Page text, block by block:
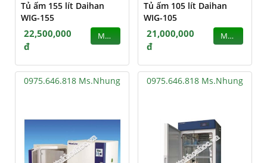
Tủ ấm 155 lít Daihan
WIG-155
22,500,000
đ
MUA
Tủ ấm 105 lít Daihan
WIG-105
21,000,000
đ
MUA
0975.646.818 Ms.Nhung 0975.646.818 Ms.Nhung